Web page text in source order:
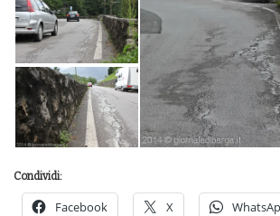
Condividi:
Facebook X